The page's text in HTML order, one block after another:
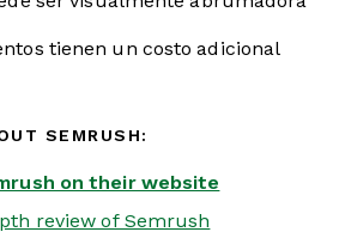
tienen un costo adicional
SEMRUSH:
on their website
review of Semrush